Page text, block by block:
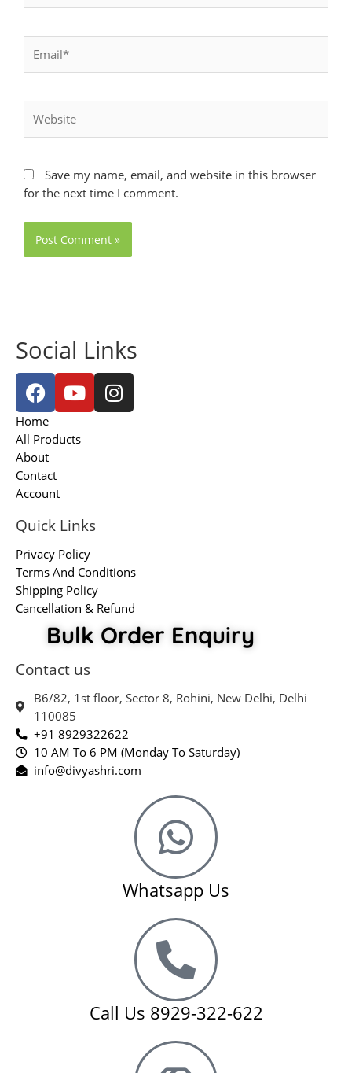
Save my name, email, and website in this browser
for the next time I comment.
Social Links
F
a
c
e
b
o
o
k
Y
o
u
t
I
n
s
Home
All Products
About
Contact
Account
Quick Links
Privacy Policy
Terms And Conditions
Shipping Policy
Cancellation & Refund
Bulk Order Enquiry
Contact us
B6/82, 1st floor, Sector 8, Rohini, New Delhi, Delhi
110085
+91 8929322622
10 AM To 6 PM (Monday To Saturday)
info@divyashri.com
Whatsapp Us
Call Us 8929-322-622